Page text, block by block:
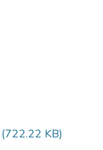
(722.22 KB)